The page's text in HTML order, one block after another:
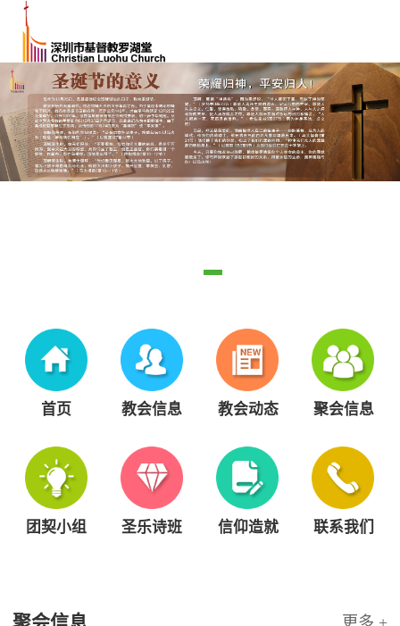
首页 教会信息 教会动态 聚会信息
团契小组 圣乐诗班 信仰造就 联系我们